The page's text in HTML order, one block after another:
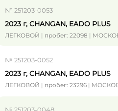
№ 251203-0053
2023 г, CHANGAN, EADO PLUS
ЛЕГКОВОЙ | пробег: 22098 |
№ 251203-0052
2023 г, CHANGAN, EADO PLUS
ЛЕГКОВОЙ | пробег: 23296 |